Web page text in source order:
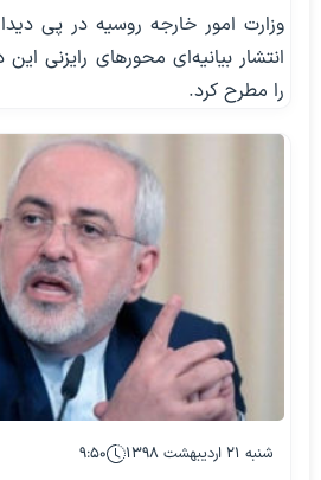
وزارت امور خارجه روسیه در پی
انتشار بیانیه‌ای محورهای رایزنی
را مطرح کرد.
شنبه ۲۱ اردیبهشت ۱۳۹۸ ۹:۵۰